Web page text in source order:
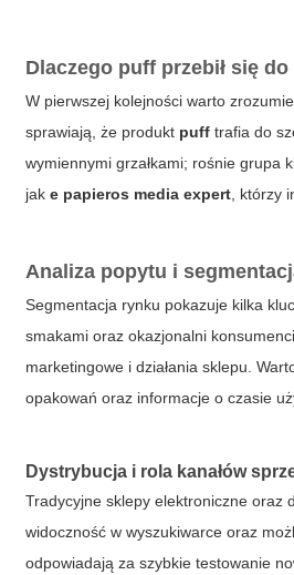
Dlaczego puff przebił się
W pierwszej kolejności warto
sprawiają, że produkt puff trafia do
wymiennymi grzałkami; rośnie grupa
jake papieros media expert , którzy
Analiza popytu i
Segmentacja rynku pokazuje kilka
smakami oraz okazjonalni
marketingowe i działania sklepu.
opakowań oraz informacje o czasie
Dystrybucja i rola kanałów
Tradycyjne sklepy elektroniczne oraz
widoczność w wyszukiwarce oraz
odpowiadają za szybkie testowanie